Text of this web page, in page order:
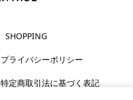
SHOPPING
プライバシーポリシー
特定商取引法に基づく表記